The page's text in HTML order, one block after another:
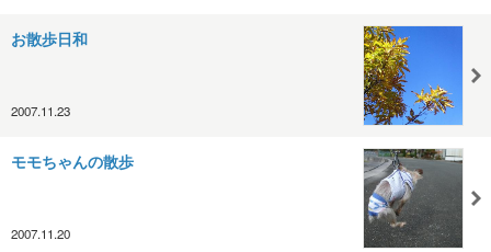
お散歩日和
2007.11.23
モモちゃんの散歩
2007.11.20